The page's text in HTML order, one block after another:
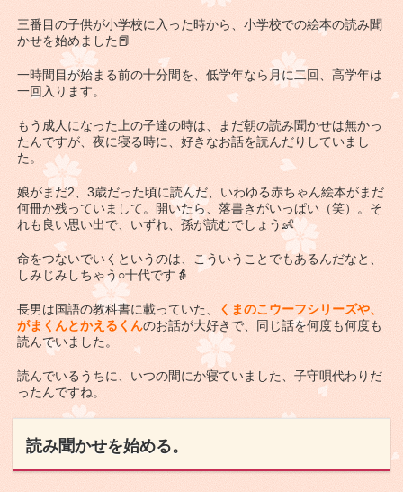
三番目の子供が小学校に入った時から、小学校での絵本の読み聞
かせを始めました📕
一時間目が始まる前の十分間を、低学年なら月に二回、高学年は
一回入ります。
もう成人になった上の子達の時は、まだ朝の読み聞かせは無かっ
たんですが、夜に寝る時に、好きなお話を読んだりしていまし
た。
娘がまだ2、3歳だった頃に読んだ、いわゆる赤ちゃん絵本がまだ
何冊か残っていまして。開いたら、落書きがいっぱい（笑）。そ
れも良い思い出で、いずれ、孫が読むでしょう👶
命をつないでいくというのは、こういうことでもあるんだなと、
しみじみしちゃう○十代です👵
長男は国語の教科書に載っていた、
くまのこウーフシリーズや、
がまくんとかえるくんのお話が大好きで、同じ話を何度も何度も
読んでいました。
読んでいるうちに、いつの間にか寝ていました、子守唄代わりだ
ったんですね。
読み聞かせを始める。